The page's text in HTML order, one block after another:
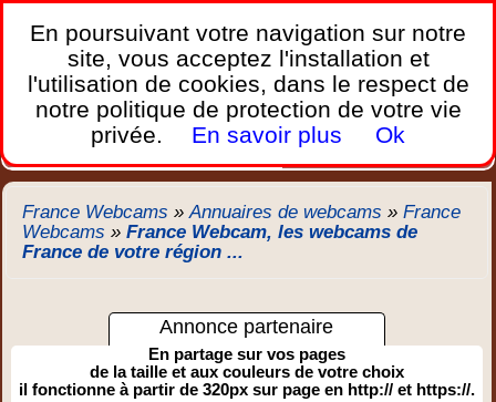
France Webcams,
Les webcams sur mobiles, portables et PC.
Home Bretagne Corse Plages Ports Montagnes
Trafic Chercher New
France Webcams »Annuaires de webcams »France
Webcams »France Webcam, les webcams de
France de votre région ...
Annonce partenaire
En partage sur vos pages
de la taille et aux couleurs de votre choix
il fonctionne à partir de 320px sur page en http:// et https://.
En poursuivant votre navigation sur notre
site, vous acceptez l'installation et
l'utilisation de cookies, dans le respect de
notre politique de protection de votre vie
privée.
En savoir plus Ok